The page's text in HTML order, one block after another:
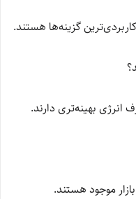
گزینه‌ها هستند.
بهینه‌تری دارند.
موجود هستند.